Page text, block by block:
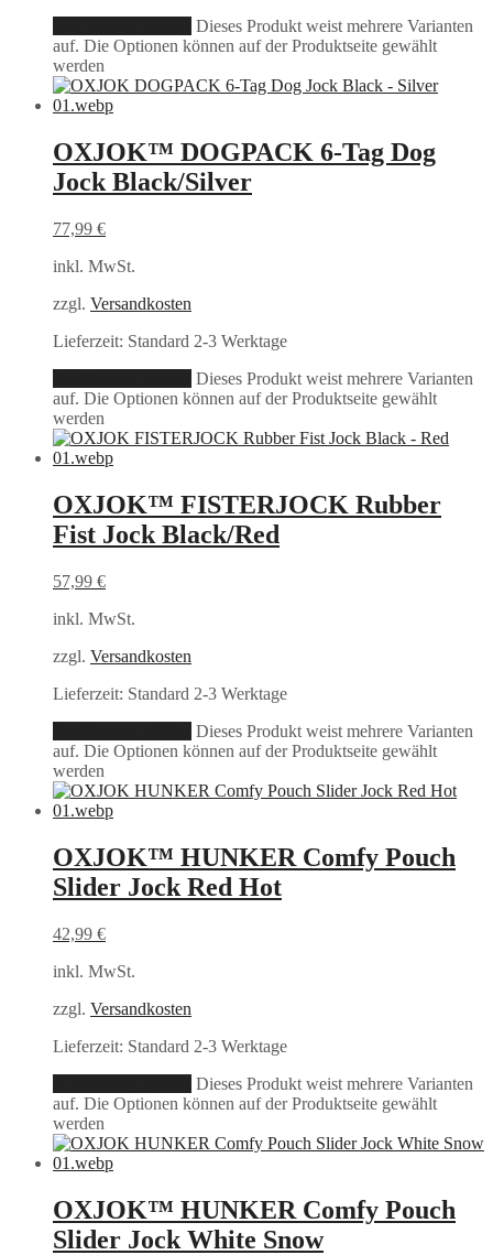
Dieses Produkt weist mehrere Varianten
auf. Die Optionen können auf der Produktseite gewählt
werden
OXJOK™ DOGPACK 6-Tag Dog
Jock Black/Silver
77,99 €
inkl. MwSt.
zzgl. Versandkosten
Lieferzeit: Standard 2-3 Werktage
Dieses Produkt weist mehrere Varianten
auf. Die Optionen können auf der Produktseite gewählt
werden
OXJOK™ FISTERJOCK Rubber
Fist Jock Black/Red
57,99 €
inkl. MwSt.
zzgl. Versandkosten
Lieferzeit: Standard 2-3 Werktage
Dieses Produkt weist mehrere Varianten
auf. Die Optionen können auf der Produktseite gewählt
werden
OXJOK™ HUNKER Comfy Pouch
Slider Jock Red Hot
42,99 €
inkl. MwSt.
zzgl. Versandkosten
Lieferzeit: Standard 2-3 Werktage
Dieses Produkt weist mehrere Varianten
auf. Die Optionen können auf der Produktseite gewählt
werden
OXJOK™ HUNKER Comfy Pouch
Slider Jock White Snow